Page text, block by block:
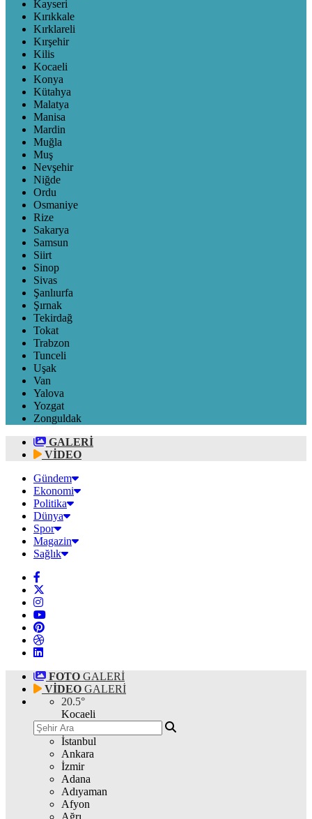
Kayseri
Kırıkkale
Kırklareli
Kırşehir
Kilis
Kocaeli
Konya
Kütahya
Malatya
Manisa
Mardin
Muğla
Muş
Nevşehir
Niğde
Ordu
Osmaniye
Rize
Sakarya
Samsun
Siirt
Sinop
Sivas
Şanlıurfa
Şırnak
Tekirdağ
Tokat
Trabzon
Tunceli
Uşak
Van
Yalova
Yozgat
Zonguldak
GALERİ
VİDEO
Gündem
Ekonomi
Politika
Dünya
Spor
Magazin
Sağlık
FOTO GALERİ
VİDEO GALERİ
20.5°
Kocaeli
İstanbul
Ankara
İzmir
Adana
Adıyaman
Afyon
Ağrı